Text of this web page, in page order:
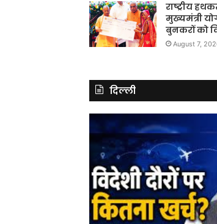
राष्ट्रीय
मुख्यमंत्री
बुनकरों को
August 7,
दिल्ली